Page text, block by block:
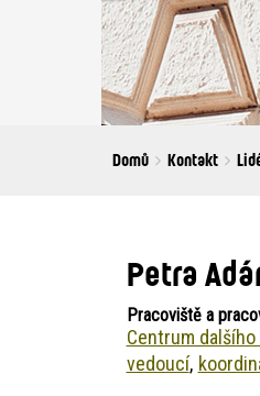
You
Domů Kontakt
Petra
Pracoviště a
Centrum dalšího
vedoucí